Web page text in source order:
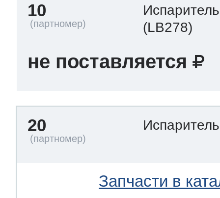
10
Испаритель
(LB278)
не поставляется
20
Запчасти в